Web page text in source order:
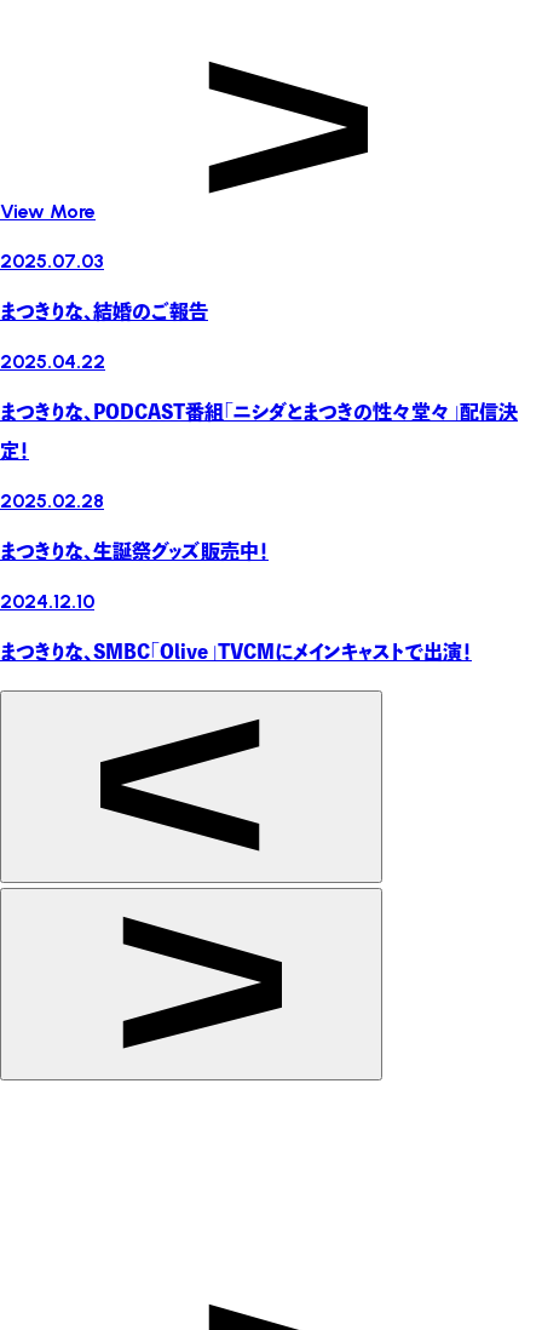
View More
2025.07.03
まつきりな、結婚のご報告
2025.04.22
まつきりな、PODCAST番組「ニシダとまつきの性々堂々」配信決
定！
2025.02.28
まつきりな、生誕祭グッズ販売中！
2024.12.10
まつきりな、SMBC「Olive」TVCMにメインキャストで出演！